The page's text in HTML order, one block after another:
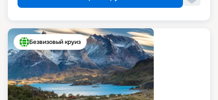
Безвизовый круиз